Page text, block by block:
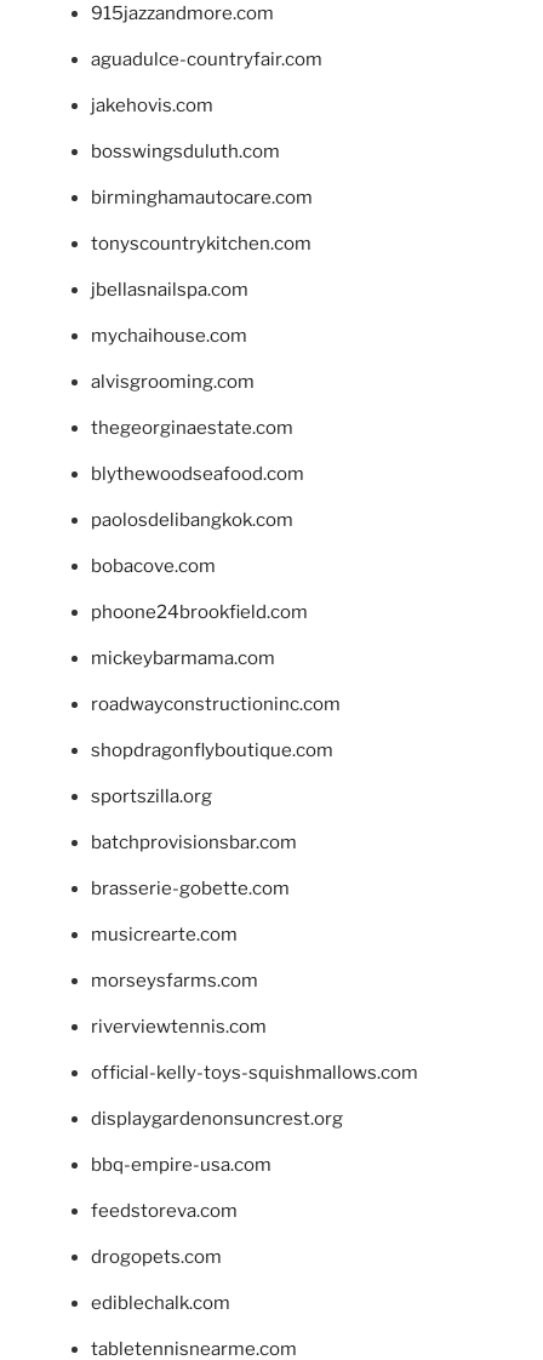
915jazzandmore.com
aguadulce-countryfair.com
jakehovis.com
bosswingsduluth.com
birminghamautocare.com
tonyscountrykitchen.com
jbellasnailspa.com
mychaihouse.com
alvisgrooming.com
thegeorginaestate.com
blythewoodseafood.com
paolosdelibangkok.com
bobacove.com
phoone24brookfield.com
mickeybarmama.com
roadwayconstructioninc.com
shopdragonflyboutique.com
sportszilla.org
batchprovisionsbar.com
brasserie-gobette.com
musicrearte.com
morseysfarms.com
riverviewtennis.com
official-kelly-toys-squishmallows.com
displaygardenonsuncrest.org
bbq-empire-usa.com
feedstoreva.com
drogopets.com
ediblechalk.com
tabletennisnearme.com